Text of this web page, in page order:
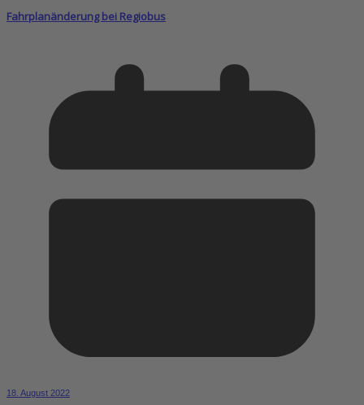
Fahrplanänderung bei Regiobus
18. August 2022